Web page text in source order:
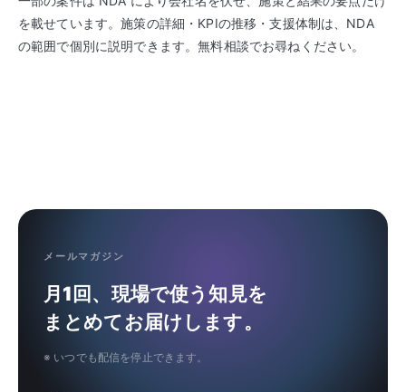
を載せています。施策の詳細・KPIの推移・支援体制は、NDA
の範囲で個別に説明できます。無料相談でお尋ねください。
メールマガジン
月1回、現場で使う知見を
まとめてお届けします。
※ いつでも配信を停止できます。